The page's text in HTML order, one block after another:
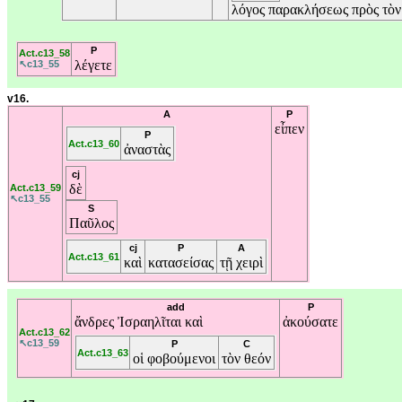
λόγος παρακλήσεως πρὸς τὸν
Act.c13_58
↖c13_55
P
λέγετε
v16.
Act.c13_59
↖c13_55
A
Act.c13_60
P
ἀναστὰς
cj
δὲ
S
Παῦλος
Act.c13_61
cj
καὶ
P
κατασείσας
A
τῇ χειρὶ
P
εἶπεν
Act.c13_62
↖c13_59
add
ἄνδρες Ἰσραηλῖται καὶ
Act.c13_63
P
οἱ φοβούμενοι
C
τὸν θεόν
P
ἀκούσατε